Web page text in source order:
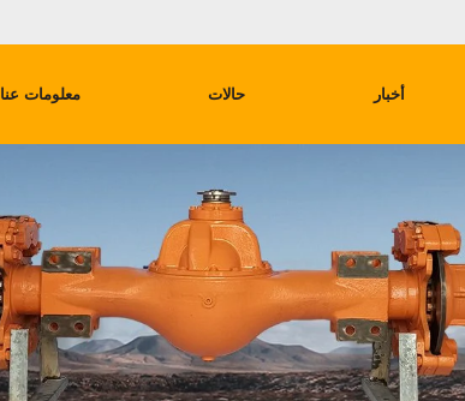
أخبار حالات معلومات عنا